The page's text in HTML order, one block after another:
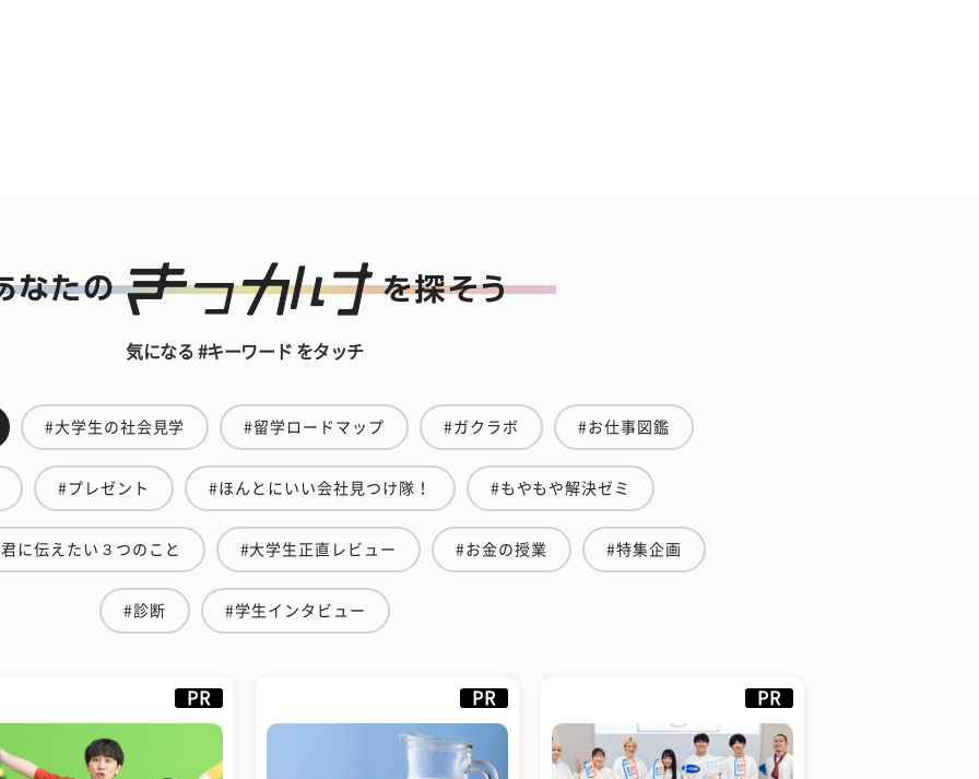
気になる #キーワード をタッチ
#大学生の社会見学 #留学ロードマップ #ガクラボ #お仕事図鑑
#プレゼント #ほんとにいい会社見つけ隊！ #もやもや解決ゼミ
に伝えたい３つのこと #大学生正直レビュー #お金の授業 #特集企画
#診断 #学生インタビュー
PR PR PR